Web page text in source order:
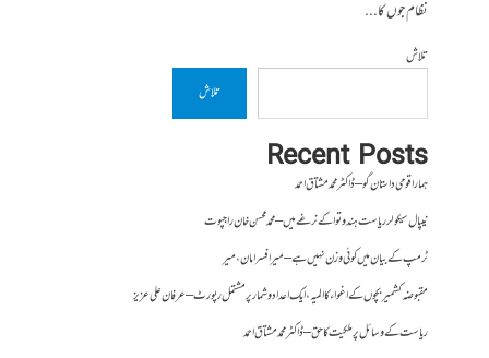
نظام جوں کا...
تلاش
تلاش
Recent Posts
ہمارا قومی داستان گو – ڈاکٹر محمد مشتاق احمد
نیپال سیکولر ریاست ہندوتوا کے نرغے میں – محمد محسن خان راجپوت
ٹرمپ کے بیان میں کوئی وزن نہیں ہے – میر افسرامان،میر
مقبوضہ کشمیر بچوں کے اغواء کا المیہ، ایک اعداد و شمار پر مشتمل رپورٹ – عرفان علی عزیز
ریاست کے وسائل پر ملکیت کا حق – ڈاکٹر محمد مشتاق احمد